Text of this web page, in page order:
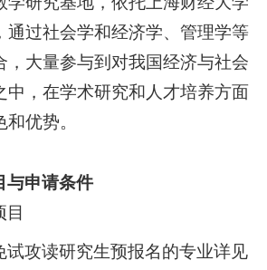
通过社会学和经济学、管理学等
，大量参与到对我国经济与社会
中，在学术研究和人才培养方面
优势。
与申请条件
目
试攻读研究生预报名的专业详见